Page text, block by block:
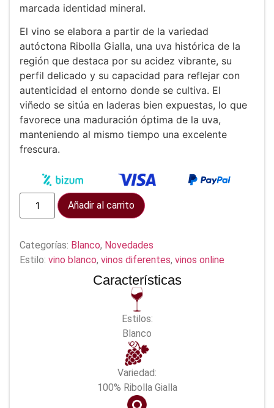
marcada identidad mineral.
El vino se elabora a partir de la variedad
autóctona Ribolla Gialla, una uva histórica de la
región que destaca por su acidez vibrante, su
perfil delicado y su capacidad para reflejar con
autenticidad el entorno donde se cultiva. El
viñedo se sitúa en laderas bien expuestas, lo que
favorece una maduración óptima de la uva,
manteniendo al mismo tiempo una excelente
frescura.
Añadir al carrito
Categorías: Blanco, Novedades
Estilo: vino blanco, vinos diferentes, vinos online
Características
Estilos:
Blanco
Variedad:
100% Ribolla Gialla